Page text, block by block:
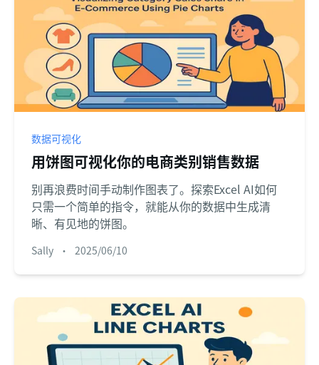
数据可视化
用饼图可视化你的电商类别销售数据
别再浪费时间手动制作图表了。探索Excel AI如何
只需一个简单的指令，就能从你的数据中生成清
晰、有见地的饼图。
Sally • 2025/06/10